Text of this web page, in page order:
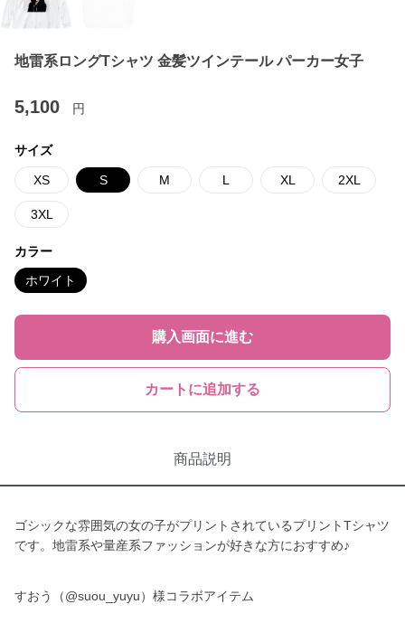
地雷系ロングTシャツ 金髪ツインテール パーカー女子
5,100 円
サイズ
XS S M L XL 2XL
3XL
カラー
ホワイト
購入画面に進む
カートに追加する
商品説明
ゴシックな雰囲気の女の子がプリントされているプリントTシャツ
です。地雷系や量産系ファッションが好きな方におすすめ♪
すおう（@suou_yuyu）様コラボアイテム